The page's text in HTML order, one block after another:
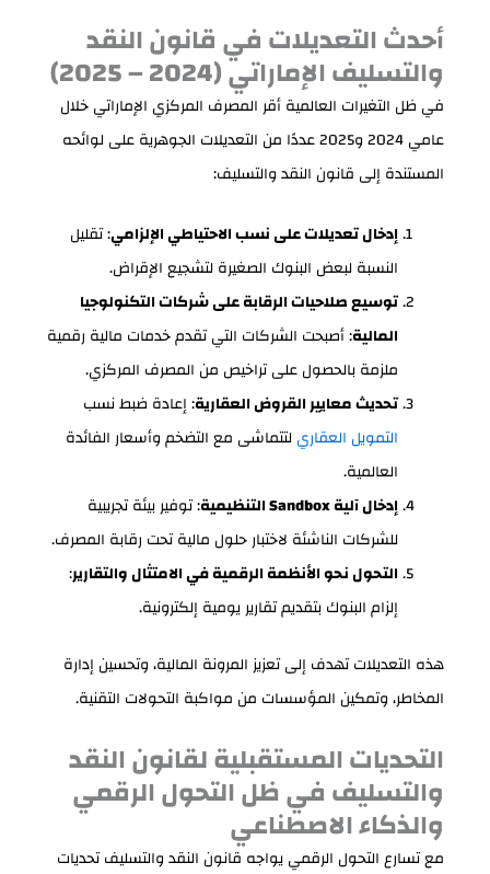
أحدث التعديلات في قانون النقد
والتسليف الإماراتي (2024 – 2025)
في ظل التغيرات العالمية أقر المصرف المركزي الإماراتي خلال
عامي 2024 و2025 عددًا من التعديلات الجوهرية على لوائحه
المستندة إلى قانون النقد والتسليف:
إدخال تعديلات على نسب الاحتياطي الإلزامي: تقليل
النسبة لبعض البنوك الصغيرة لتشجيع الإقراض.
توسيع صلاحيات الرقابة على شركات التكنولوجيا
المالية: أصبحت الشركات التي تقدم خدمات مالية رقمية
ملزمة بالحصول على تراخيص من المصرف المركزي.
تحديث معايير القروض العقارية: إعادة ضبط نسب
التمويل العقاري لتتماشى مع التضخم وأسعار الفائدة
العالمية.
إدخال آلية Sandbox التنظيمية
: توفير بيئة تجريبية
للشركات الناشئة لاختبار حلول مالية تحت رقابة المصرف.
التحول نحو الأنظمة الرقمية في الامتثال والتقارير:
إلزام البنوك بتقديم تقارير يومية إلكترونية.
هذه التعديلات تهدف إلى تعزيز المرونة المالية، وتحسين إدارة
المخاطر، وتمكين المؤسسات من مواكبة التحولات التقنية.
التحديات المستقبلية لقانون النقد
والتسليف في ظل التحول الرقمي
والذكاء الاصطناعي
مع تسارع التحول الرقمي يواجه قانون النقد والتسليف تحديات